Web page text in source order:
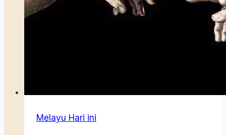
Melayu Hari ini